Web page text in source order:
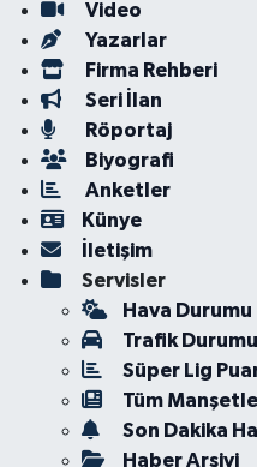
Video
Yazarlar
Firma Rehberi
Seri İlan
Röportaj
Biyografi
Anketler
Künye
İletişim
Servisler
Hava Durumu
Trafik Durumu
Süper Lig
Tüm
Son Dakika
Haber Arşivi